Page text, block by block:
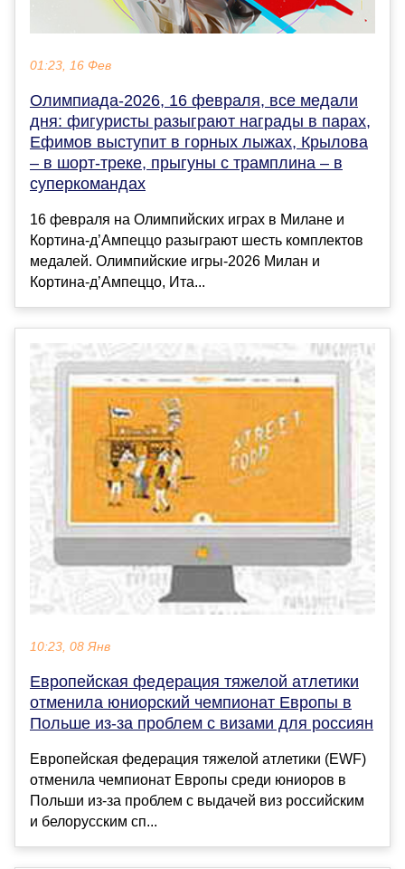
01:23, 16 Фев
Олимпиада-2026, 16 февраля, все медали
дня: фигуристы разыграют награды в парах,
Ефимов выступит в горных лыжах, Крылова
– в шорт-треке, прыгуны с трамплина – в
суперкомандах
16 февраля на Олимпийских играх в Милане и
Кортина-д’Ампеццо разыграют шесть комплектов
медалей. Олимпийские игры-2026 Милан и
Кортина-д’Ампеццо, Ита...
10:23, 08 Янв
Европейская федерация тяжелой атлетики
отменила юниорский чемпионат Европы в
Польше из-за проблем с визами для россиян
Европейская федерация тяжелой атлетики (EWF)
отменила чемпионат Европы среди юниоров в
Польши из-за проблем с выдачей виз российским
и белорусским сп...